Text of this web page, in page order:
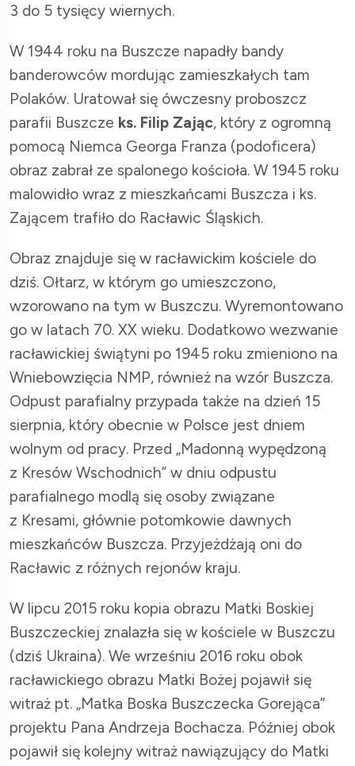
3 do 5 tysięcy wiernych.
W 1944 roku na Buszcze napadły bandy
banderowców mordując zamieszkałych tam
Polaków. Uratował się ówczesny proboszcz
parafii Buszcze ks. Filip Zając, który z ogromną
pomocą Niemca Georga Franza (podoficera)
obraz zabrał ze spalonego kościoła. W 1945 roku
malowidło wraz z mieszkańcami Buszcza i ks.
Zającem trafiło do Racławic Śląskich.
Obraz znajduje się w racławickim kościele do
dziś. Ołtarz, w którym go umieszczono,
wzorowano na tym w Buszczu. Wyremontowano
go w latach 70. XX wieku. Dodatkowo wezwanie
racławickiej świątyni po 1945 roku zmieniono na
Wniebowzięcia NMP, również na wzór Buszcza.
Odpust parafialny przypada także na dzień 15
sierpnia, który obecnie w Polsce jest dniem
wolnym od pracy. Przed „Madonną wypędzoną
z Kresów Wschodnich” w dniu odpustu
parafialnego modlą się osoby związane
z Kresami, głównie potomkowie dawnych
mieszkańców Buszcza. Przyjeżdżają oni do
Racławic z różnych rejonów kraju.
W lipcu 2015 roku kopia obrazu Matki Boskiej
Buszczeckiej znalazła się w kościele w Buszczu
(dziś Ukraina). We wrześniu 2016 roku obok
racławickiego obrazu Matki Bożej pojawił się
witraż pt. „Matka Boska Buszczecka Gorejąca”
projektu Pana Andrzeja Bochacza. Później obok
pojawił się kolejny witraż nawiązujący do Matki